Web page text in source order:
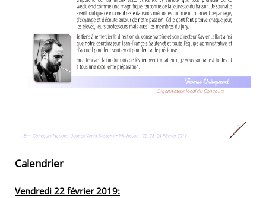
Calendrier
Vendredi 22 février 2019: